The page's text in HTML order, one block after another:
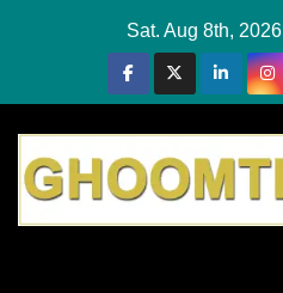
Sat. Aug 8th, 2026